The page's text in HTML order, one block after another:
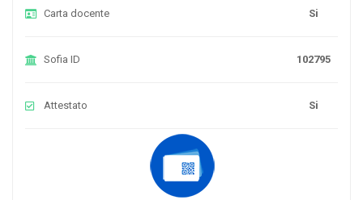
Carta docente Si
Sofia ID 102795
Attestato Si